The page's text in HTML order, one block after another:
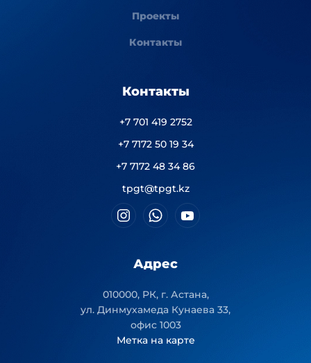
Проекты
Контакты
Контакты
+7 701 419 2752
+7 7172 50 19 34
+7 7172 48 34 86
tpgt@tpgt.kz
Адрес
010000, РК, г. Астана,
ул. Динмухамеда Кунаева 33,
офис 1003
Метка на карте